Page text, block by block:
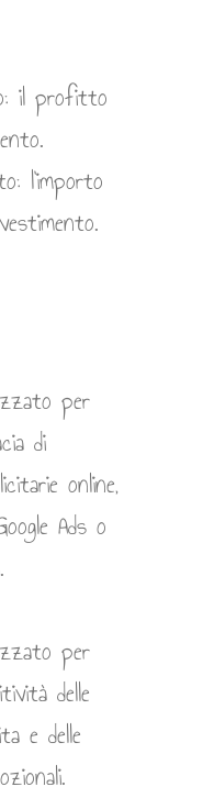
il profitto
l’importo
per
di
online,
Ads o
per
delle
e delle